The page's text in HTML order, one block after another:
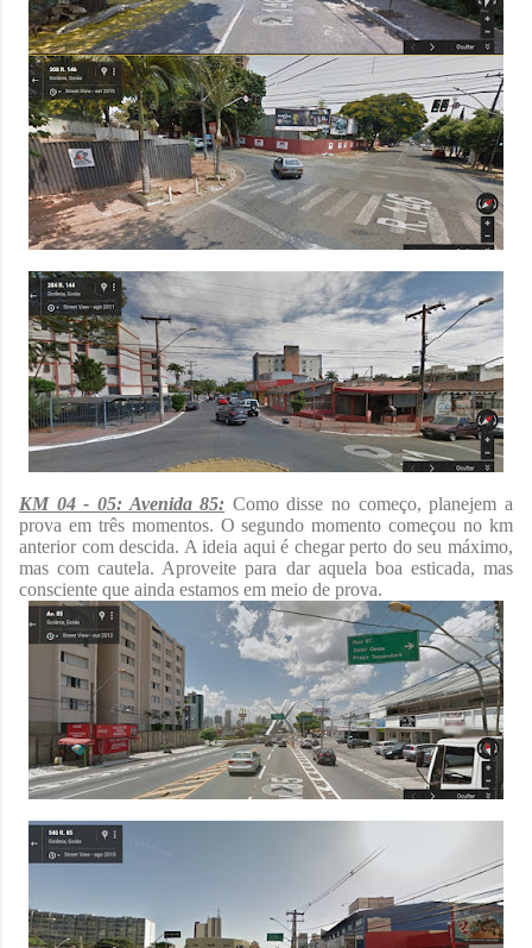
KM 04 - 05: Avenida 85: Como disse no começo, planejem a
prova em três momentos. O segundo momento começou no km
anterior com descida. A ideia aqui é chegar perto do seu máximo,
mas com cautela. Aproveite para dar aquela boa esticada, mas
consciente que ainda estamos em meio de prova.